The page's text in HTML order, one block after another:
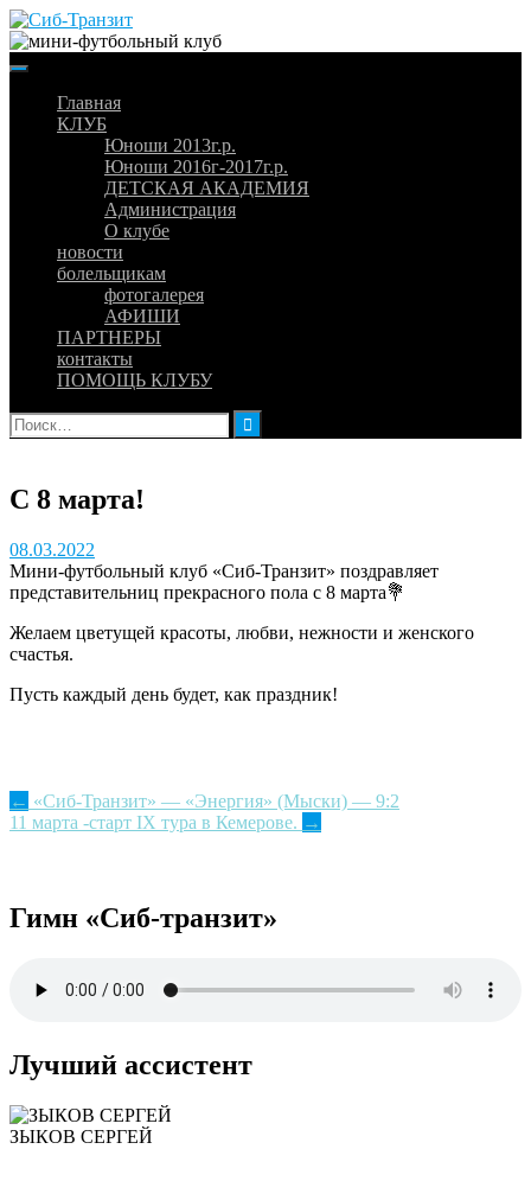
Skip
to
content
Главная
КЛУБ
Юноши 2013г.р.
Юноши 2016г-2017г.р.
ДЕТСКАЯ АКАДЕМИЯ
Администрация
О клубе
новости
болельщикам
фотогалерея
АФИШИ
ПАРТНЕРЫ
контакты
ПОМОЩЬ КЛУБУ
Найти:
С 8 марта!
08.03.2022
Мини-футбольный клуб «Сиб-Транзит» поздравляет
представительниц прекрасного пола с 8 марта💐
Желаем цветущей красоты, любви, нежности и женского
счастья.
Пусть каждый день будет, как праздник!
Post
navigation
← «Сиб-Транзит» — «Энергия» (Мыски) — 9:2
11 марта -старт IX тура в Кемерове. →
Гимн «Сиб-транзит»
Лучший ассистент
ЗЫКОВ СЕРГЕЙ